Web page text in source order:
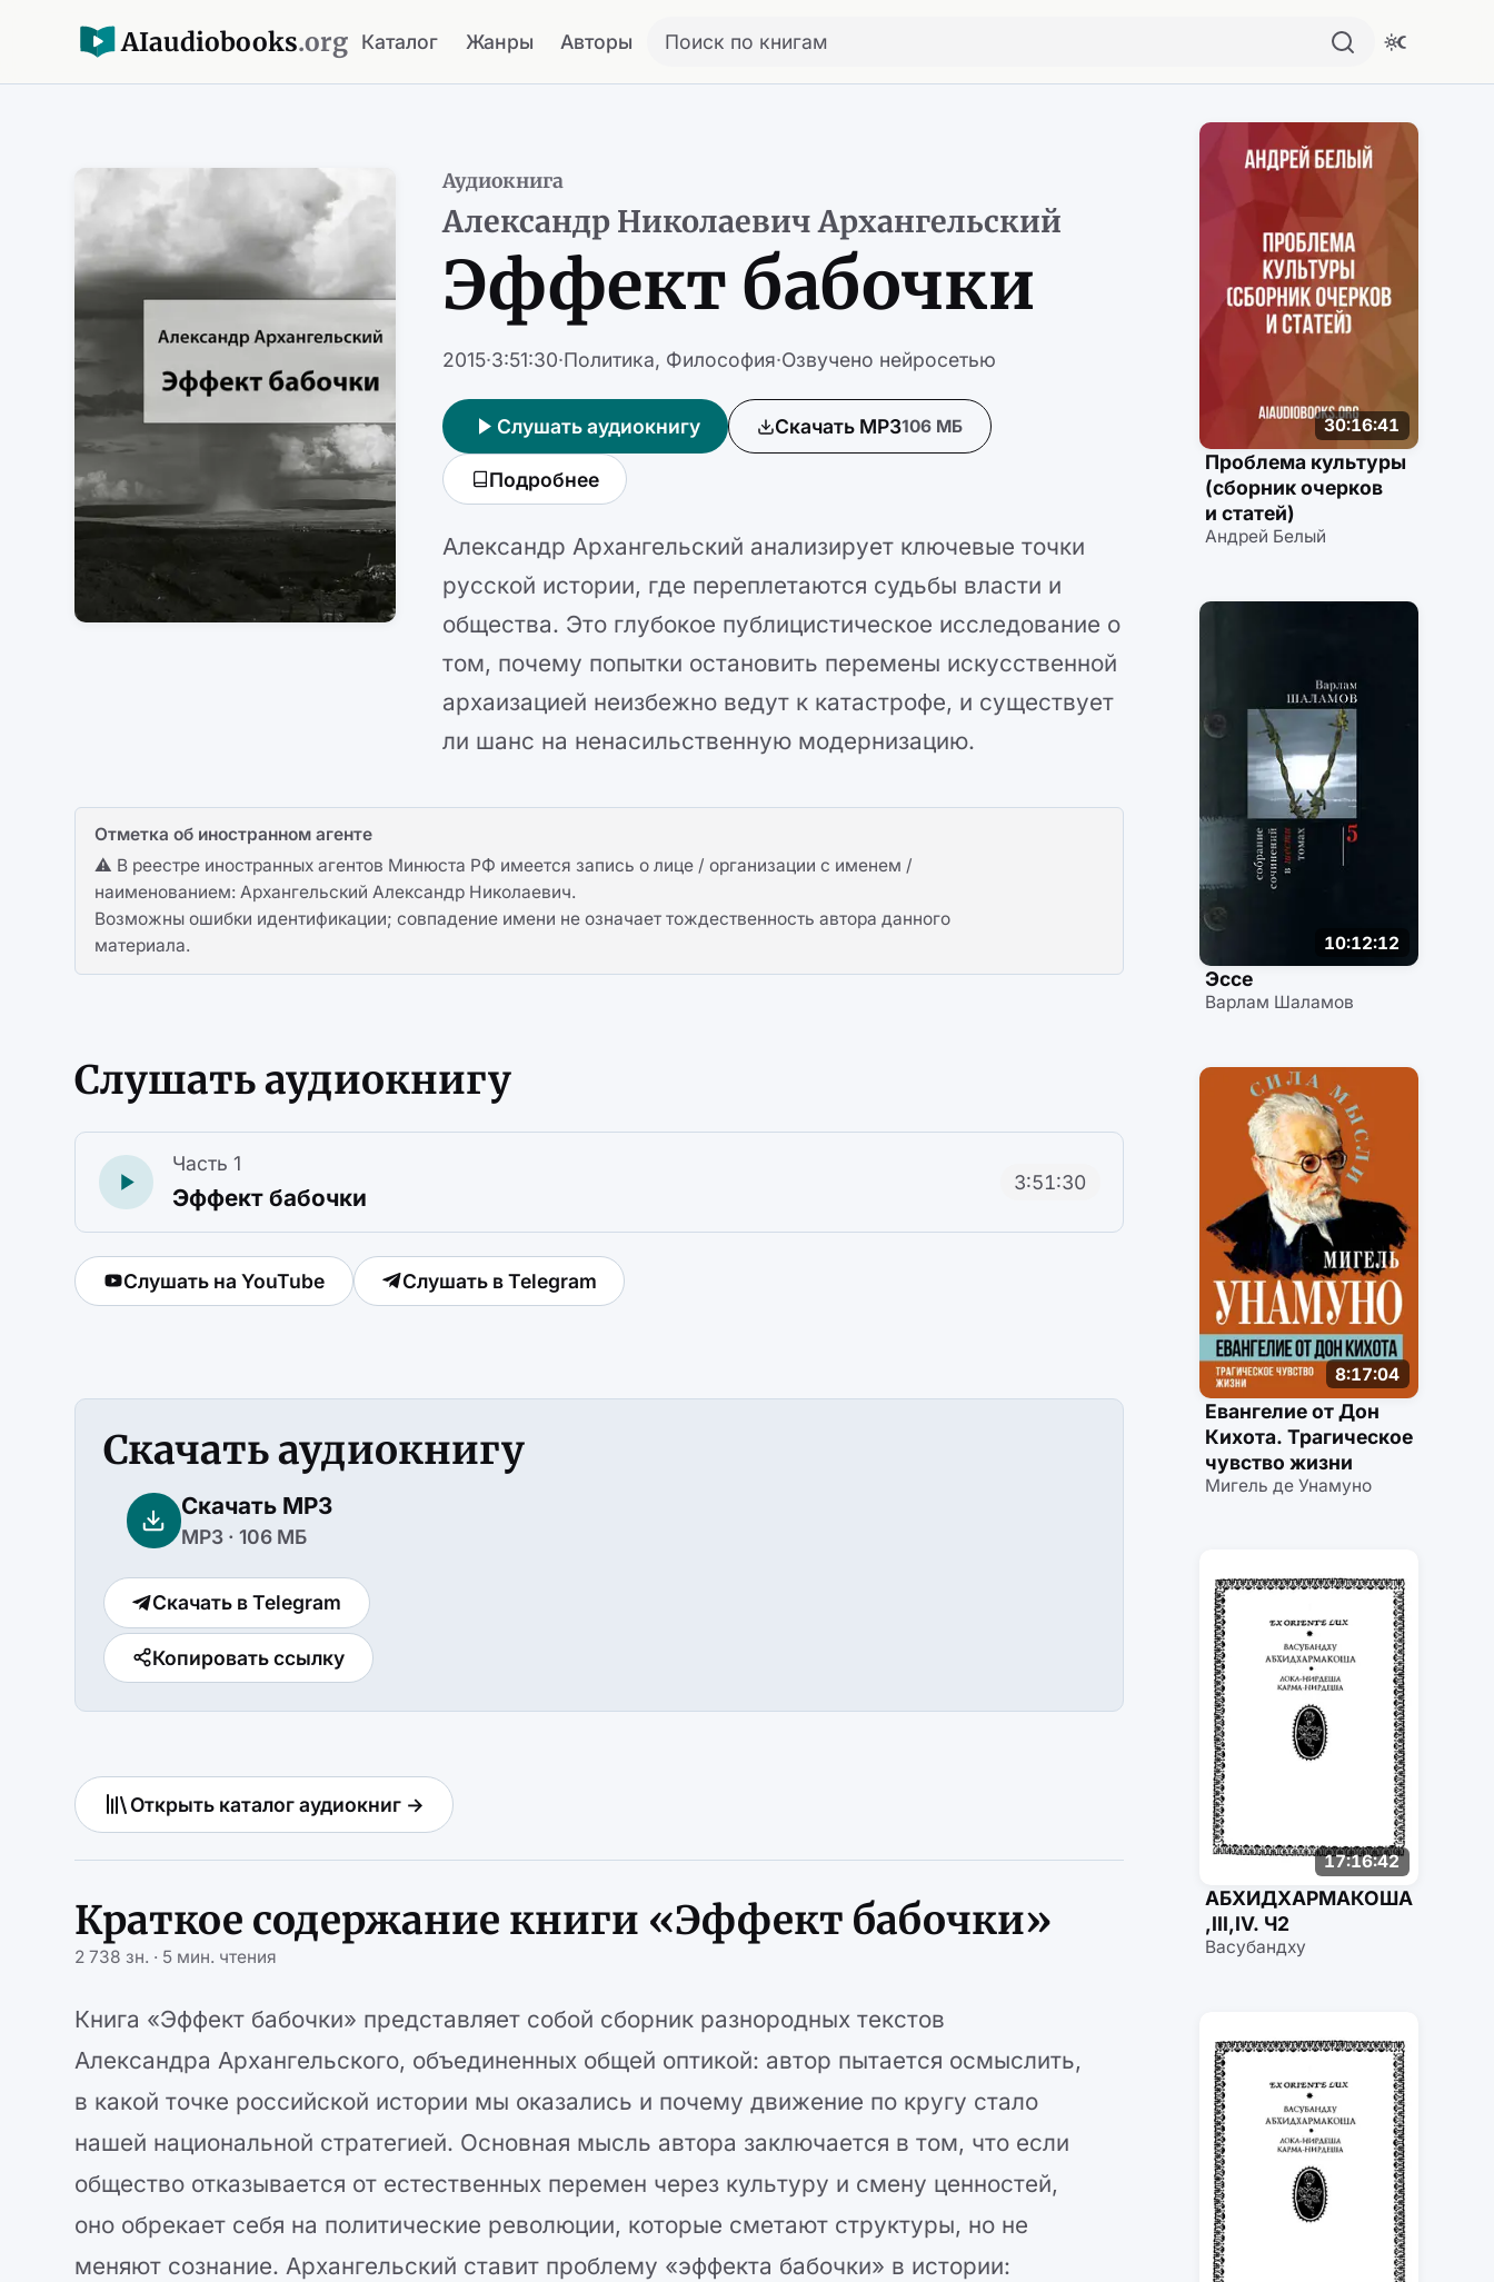
AIaudiobooks.org Каталог Жанры Авторы Поиск по книгам
Аудиокнига
Александр Николаевич Архангельский
Эффект бабочки
2015·3:51:30·Политика Философия·Озвучено нейросетью
Слушать аудиокнигу Скачать MP3106 МБ
Подробнее
Александр Архангельский анализирует ключевые точки
русской истории, где переплетаются судьбы власти и
общества. Это глубокое публицистическое исследование о
том, почему попытки остановить перемены искусственной
архаизацией неизбежно ведут к катастрофе, и существует
ли шанс на ненасильственную модернизацию.
Отметка об иностранном агенте
⚠️ В реестре иностранных агентов Минюста РФ имеется запись о лице / организации с именем /
наименованием: Архангельский Александр Николаевич.
Возможны ошибки идентификации; совпадение имени не означает тождественность автора данного
материала.
Слушать аудиокнигу
Часть 1
Эффект бабочки
3:51:30
Слушать на YouTube Слушать в Telegram
Скачать аудиокнигу
Скачать MP3
MP3 · 106 МБ
Скачать в Telegram
Копировать ссылку
Открыть каталог аудиокниг →
Краткое содержание книги «Эффект бабочки»
2 738 зн. · 5 мин. чтения
Книга «Эффект бабочки» представляет собой сборник разнородных текстов
Александра Архангельского, объединенных общей оптикой: автор пытается осмыслить,
в какой точке российской истории мы оказались и почему движение по кругу стало
нашей национальной стратегией. Основная мысль автора заключается в том, что если
общество отказывается от естественных перемен через культуру и смену ценностей,
оно обрекает себя на политические революции, которые сметают структуры, но не
меняют сознание. Архангельский ставит проблему «эффекта бабочки» в истории:
Похожие
30:16:41
Проблема культуры
(сборник очерков
и статей)
Андрей Белый
10:12:12
Эссе
Варлам Шаламов
8:17:04
Евангелие от Дон
Кихота. Трагическое
чувство жизни
Мигель де Унамуно
17:16:42
АБХИДХАРМАКОША
,III,IV. Ч2
Васубандху